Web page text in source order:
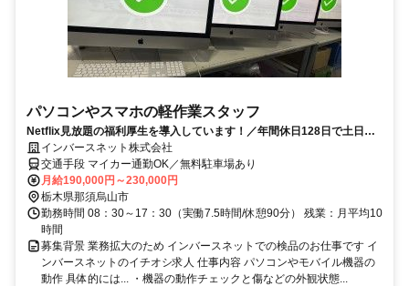
パソコンやスマホの軽作業スタッフ
Netflix見放題の福利厚生を導入しています！／年間休日128日で土日祝
日はお休み！
インバースネット株式会社
交通手段 マイカー通勤OK／無料駐車場あり
月給190,000円～230,000円
栃木県那須烏山市
勤務時間 08：30～17：30（実働7.5時間/休憩90分） 残業：月平均10
時間
募集背景 業務拡大のため インバースネットでの検品のお仕事です イ
ンバースネットのイチオシ求人 仕事内容 パソコンやモバイル機器の
動作 具体的には... ・機器の動作チェックと傷などの外観状態...